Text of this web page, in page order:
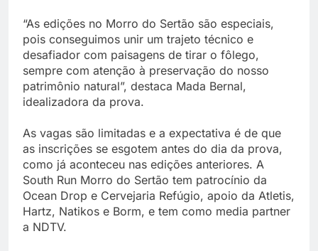
“As edições no Morro do Sertão são especiais,
pois conseguimos unir um trajeto técnico e
desafiador com paisagens de tirar o fôlego,
sempre com atenção à preservação do nosso
patrimônio natural”, destaca Mada Bernal,
idealizadora da prova.
As vagas são limitadas e a expectativa é de que
as inscrições se esgotem antes do dia da prova,
como já aconteceu nas edições anteriores. A
South Run Morro do Sertão tem patrocínio da
Ocean Drop e Cervejaria Refúgio, apoio da Atletis,
Hartz, Natikos e Borm, e tem como media partner
a NDTV.